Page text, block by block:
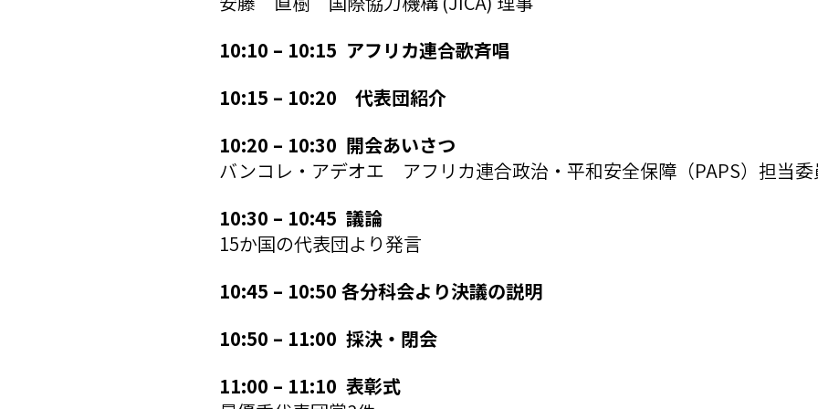
10:10 – 10:15 アフリカ連合歌斉唱
10:15 – 10:20 代表団紹介
10:20 – 10:30 開会あいさつ
バンコレ・アデオエ アフリカ連合政治・平和安全保障（PAPS）担当委
10:30 – 10:45 議論
15か国の代表団より発言
10:45 – 10:50 各分科会より決議の説明
10:50 – 11:00 採決・閉会
11:00 – 11:10 表彰式